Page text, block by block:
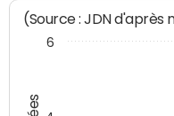
(Source : JDN d'après
6